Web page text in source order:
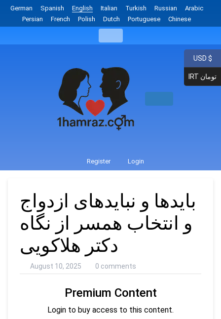
German Spanish English Italian Turkish Russian
Arabic
Persian
French Polish Dutch Portuguese Chinese
Register Login
بایدها و نباید‌های ازدواج
و انتخاب همسر از نگاه
دکتر هلاکویی
August 10, 2025 0 comments
Premium Content
Login to buy access to this content.
USD $
IRT تومان